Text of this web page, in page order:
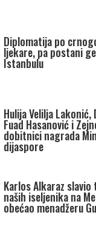
Diplomatija po
ljekare, pa postani
Istanbulu
Hulija Velilja
Fuad Hasanović i
dobitnici nagrada
dijaspore
Karlos Alkaraz
naših iseljenika na
obećao menadžeru